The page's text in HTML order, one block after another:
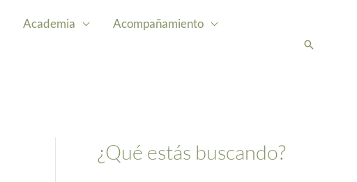
Academia Acompañamiento
Buscar
¿Qué estás buscando?